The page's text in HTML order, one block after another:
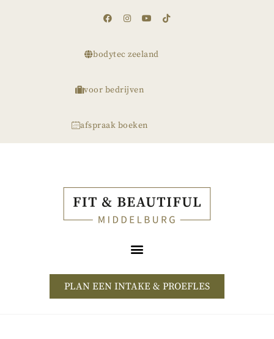
bodytec zeeland
voor bedrijven
afspraak boeken
PLAN EEN INTAKE & PROEFLES